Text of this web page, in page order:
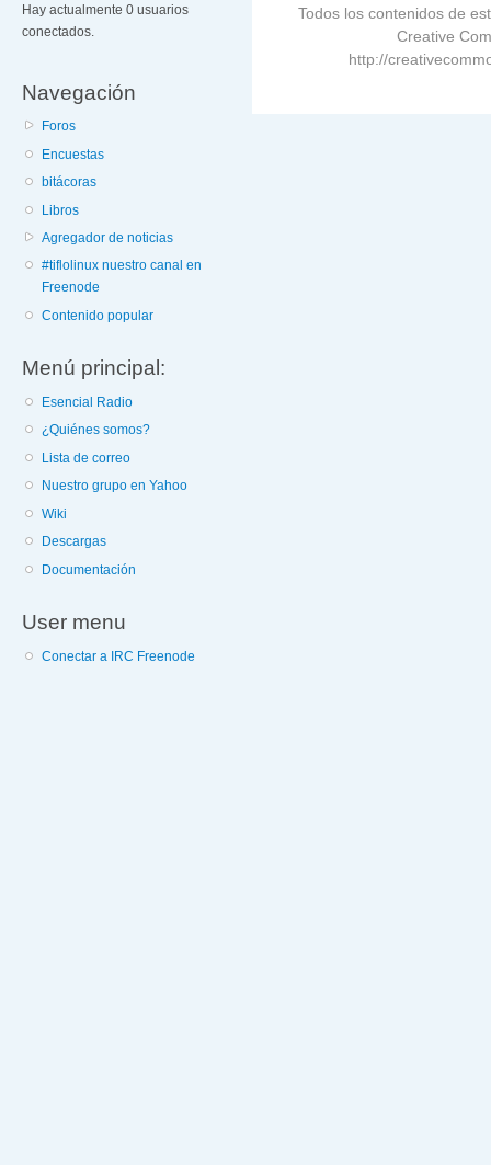
Hay actualmente 0 usuarios
conectados.
Navegación
Foros
Encuestas
bitácoras
Libros
Agregador de noticias
#tiflolinux nuestro canal en
Freenode
Contenido popular
Menú principal:
Esencial Radio
¿Quiénes somos?
Lista de correo
Nuestro grupo en Yahoo
Wiki
Descargas
Documentación
User menu
Conectar a IRC Freenode
Todos los contenidos de
Creative
http://